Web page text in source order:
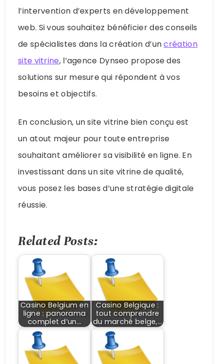
l’intervention d’experts en développement
web. Si vous souhaitez bénéficier des conseils
de spécialistes dans la création d’uncréation
site vitrine, l’agence Dynseo propose des
solutions sur mesure qui répondent à vos
besoins et objectifs.
En conclusion, un site vitrine bien conçu est
un atout majeur pour toute entreprise
souhaitant améliorer sa visibilité en ligne. En
investissant dans un site vitrine de qualité,
vous posez les bases d’une stratégie digitale
réussie.
Related Posts:
Casino Belgium en
ligne : panorama
complet d’un…
Casino Belgique :
tout comprendre
du marché belge,…